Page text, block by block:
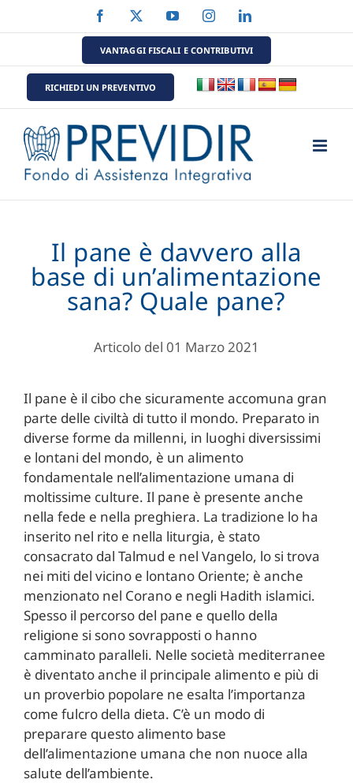
al
Facebook YouTubeInstagramLinkedIn
VANTAGGI FISCALI E CONTRIBUTIVI
RICHIEDI UN PREVENTIVO
Il pane è davvero alla
base di un’alimentazione
sana? Quale pane?
Articolo del 01 Marzo 2021
Il pane è il cibo che sicuramente accomuna gran
parte delle civiltà di tutto il mondo. Preparato in
diverse forme da millenni, in luoghi diversissimi
e lontani del mondo, è un alimento
fondamentale nell’alimentazione umana di
moltissime culture. Il pane è presente anche
nella fede e nella preghiera. La tradizione lo ha
inserito nel rito e nella liturgia, è stato
consacrato dal Talmud e nel Vangelo, lo si trova
nei miti del vicino e lontano Oriente; è anche
menzionato nel Corano e negli Hadith islamici.
Spesso il percorso del pane e quello della
religione si sono sovrapposti o hanno
camminato paralleli. Nelle società mediterranee
è diventato anche il principale alimento e più di
un proverbio popolare ne esalta l’importanza
come fulcro della dieta. C’è un modo di
preparare questo alimento base
dell’alimentazione umana che non nuoce alla
salute dell’ambiente.